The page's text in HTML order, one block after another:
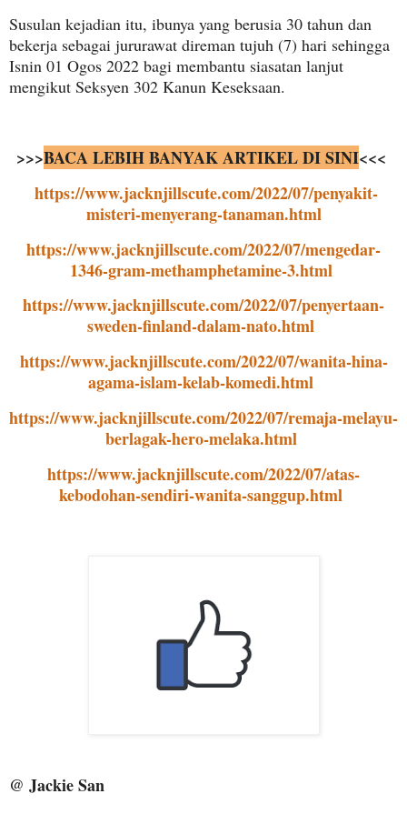
Susulan kejadian itu, ibunya yang berusia 30 tahun dan
bekerja sebagai jururawat direman tujuh (7) hari sehingga
Isnin 01 Ogos 2022 bagi membantu siasatan lanjut
mengikut Seksyen 302 Kanun Keseksaan.
>>>BACA LEBIH BANYAK ARTIKEL DI SINI<<<
https://www.jacknjillscute.com/2022/07/penyakit-
misteri-menyerang-tanaman.html
https://www.jacknjillscute.com/2022/07/mengedar-
1346-gram-methamphetamine-3.html
https://www.jacknjillscute.com/2022/07/penyertaan-
sweden-finland-dalam-nato.html
https://www.jacknjillscute.com/2022/07/wanita-hina-
agama-islam-kelab-komedi.html
https://www.jacknjillscute.com/2022/07/remaja-melayu-
berlagak-hero-melaka.html
https://www.jacknjillscute.com/2022/07/atas-
kebodohan-sendiri-wanita-sanggup.html
@ Jackie San